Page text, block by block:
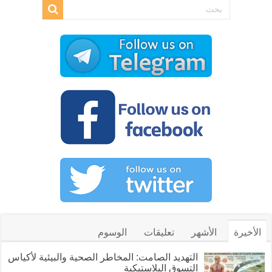
الأخيرة الأشهر تعليقات الوسوم
التهديد الصامت: المخاطر الصحية والبيئية لأكياس
التسوق البلاستيكية